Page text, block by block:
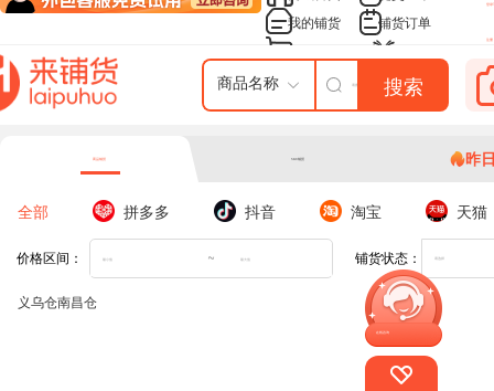
我的铺货
铺货订单
我的进货单
来铺货课堂
登录/
注册
商品名称 搜索
商品铺货 SKU铺货 昨
全部 拼多多 抖音 淘宝 天猫
价格区间： ~ 铺货状态： 请选择
义乌仓南昌仓
在线咨询